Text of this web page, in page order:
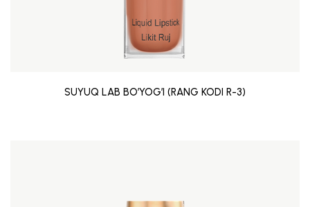
SUYUQ LAB BO’YOG’I (RANG KODI R-3)